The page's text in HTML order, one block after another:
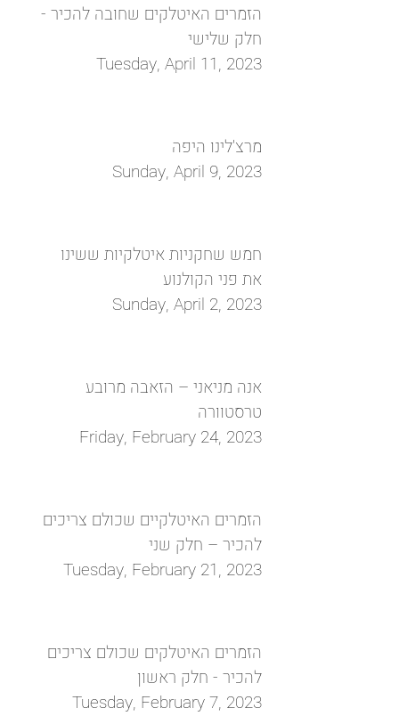
הזמרים האיטלקים שחובה להכיר -
חלק שלישי
Tuesday, April 11, 2023
מרצ'לינו היפה
Sunday, April 9, 2023
חמש שחקניות איטלקיות ששינו
את פני הקולנוע
Sunday, April 2, 2023
אנה מניאני – הזאבה מרובע
טרסטוורה
Friday, February 24, 2023
הזמרים האיטלקיים שכולם צריכים
להכיר – חלק שני
Tuesday, February 21, 2023
הזמרים האיטלקים שכולם צריכים
להכיר - חלק ראשון
Tuesday, February 7, 2023